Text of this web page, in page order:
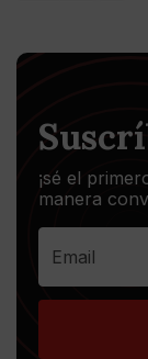
¡sé el
manera